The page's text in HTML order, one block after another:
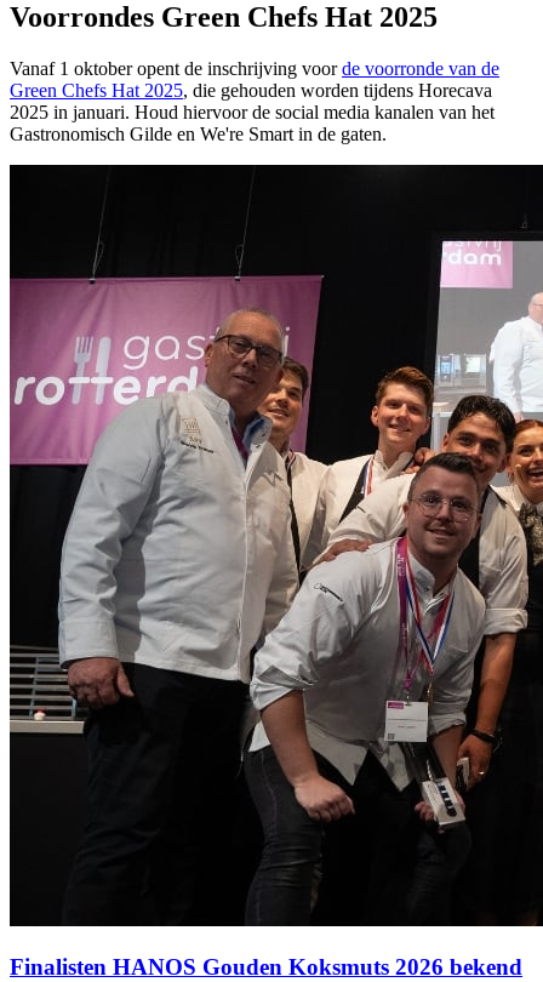
Voorrondes Green Chefs Hat 2025
Vanaf 1 oktober opent de inschrijving voorde voorronde van de
Green Chefs Hat 2025, die gehouden worden tijdens Horecava
2025 in januari. Houd hiervoor de social media kanalen van het
Gastronomisch Gilde en We're Smart in de gaten.
Finalisten HANOS Gouden Koksmuts 2026 bekend